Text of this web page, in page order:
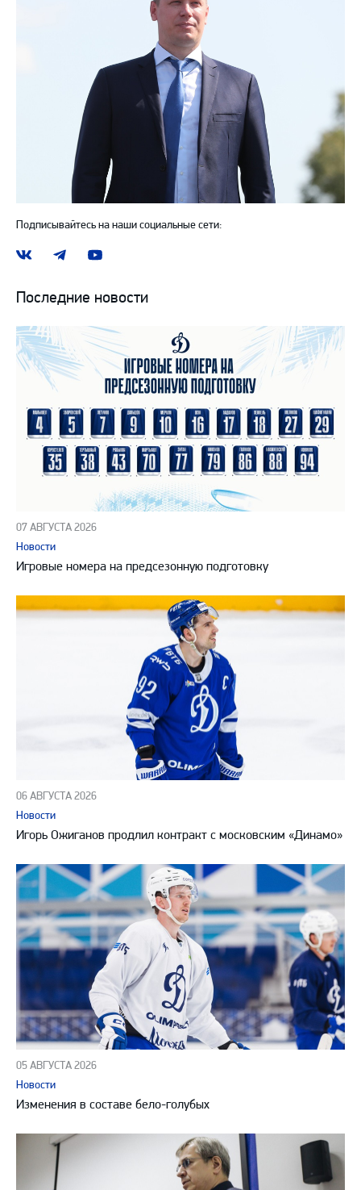
Подписывайтесь на наши социальные сети:
Наша
ВКонтакте
Наш
Telegram
Наш
YouTube
Последние новости
07 АВГУСТА 2026
Новости
Игровые номера на предсезонную подготовку
06 АВГУСТА 2026
Новости
Игорь Ожиганов продлил контракт с московским «Динамо»
05 АВГУСТА 2026
Новости
Изменения в составе бело-голубых